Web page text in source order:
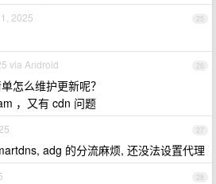
25
2025
26
via Android
怎么维护更新呢？
，又有 cdn 问题
27
adg 的分流麻烦, 还没法设置代理
28